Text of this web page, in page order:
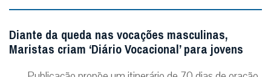
Diante da queda nas vocações masculinas,
Maristas criam ‘Diário Vocacional’ para jovens